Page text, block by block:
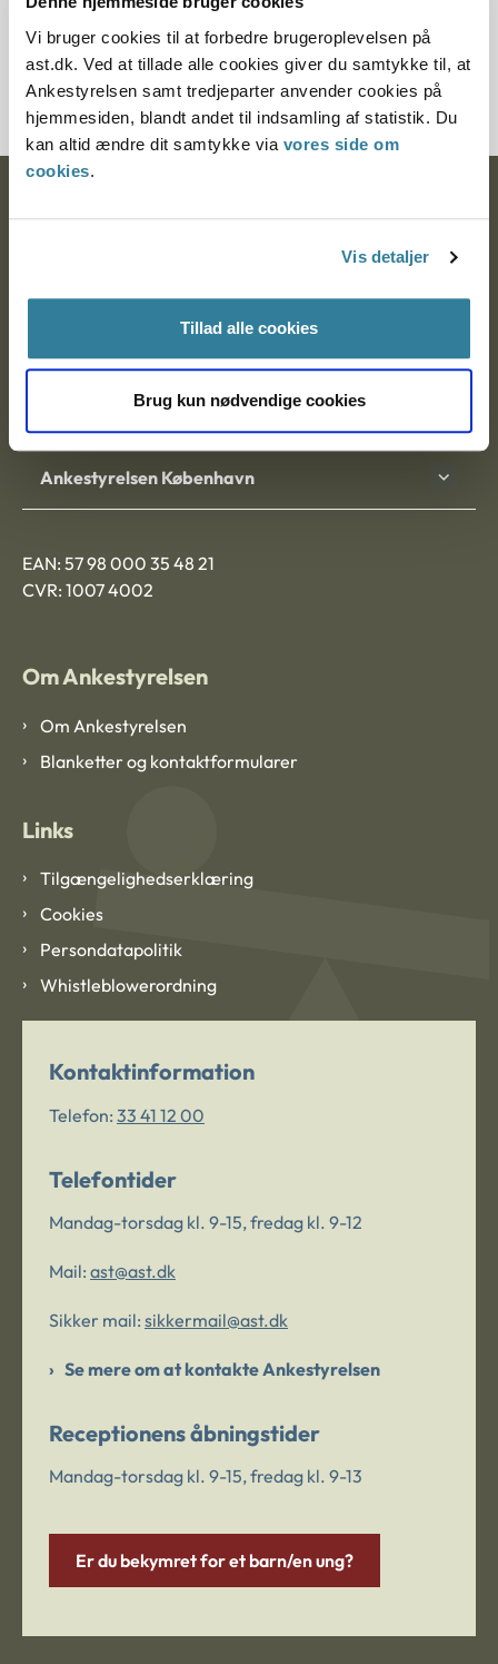
Vi bruger cookies til at forbedre brugeroplevelsen på
ast.dk. Ved at tillade alle cookies giver du samtykke til, at
Ankestyrelsen samt tredjeparter anvender cookies på
hjemmesiden, blandt andet til indsamling af statistik. Du
kan altid ændre dit samtykke via vores side om
cookies.
Vis detaljer
Tillad alle cookies
Brug kun nødvendige cookies
Journalnummer
200589-98
Nytorv 7, 2. sal
Ankestyrelsen Aalborg
Ankestyrelsen København
EAN: 57 98 000 35 48 21
CVR: 1007 4002
Om Ankestyrelsen
Om Ankestyrelsen
Blanketter og kontaktformularer
Links
Tilgængelighedserklæring
Cookies
Persondatapolitik
Whistleblowerordning
Kontaktinformation
Telefon: 33 41 12 00
Telefontider
Mandag-torsdag kl. 9-15, fredag kl. 9-12
Mail: ast@ast.dk
Sikker mail: sikkermail@ast.dk
Se mere om at kontakte Ankestyrelsen
Receptionens åbningstider
Mandag-torsdag kl. 9-15, fredag kl. 9-13
Er du bekymret for et barn/en ung?